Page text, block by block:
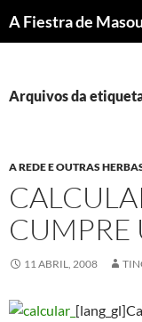
aoA Fiestra de
Arquivos da
A REDE E OUTRAS
CUMPRE
11 ABRIL, 2008